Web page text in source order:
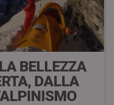
BELLEZZA
DALLA